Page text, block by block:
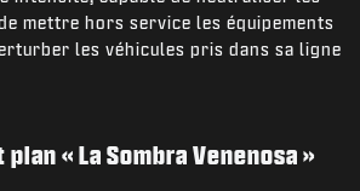
mettre hors service les équipements
les véhicules pris dans sa ligne
« La Sombra Venenosa »